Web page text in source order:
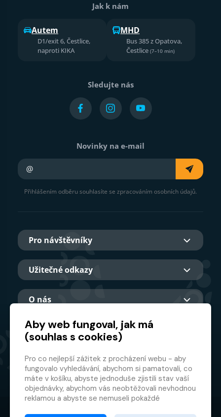
Jak k nám
Autem
D1/exit 6, Čestlice,
naproti KIKA
MHD
Bus 385 z Opatova,
Čestlice (7–10 min)
Sledujte nás
Novinky na e-mail
Přihlášením odběru souhlasíte se zpracováním osobních údajů.
Pro návštěvníky
Užitečné odkazy
O nás
Hlavní partner
Aby web fungoval, jak má
(souhlas s cookies)
Pro co nejlepší zážitek z procházení webu - aby
fungovalo vyhledávání, abychom si pamatovali, co
máte v košíku, abyste jednoduše zjistili stav vaší
objednávky, abychom vás neobtěžovali nevhodnou
reklamou a abyste se nemuseli pokaždé